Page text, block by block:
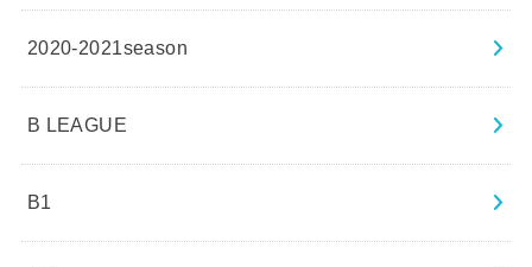
2020-2021season
B LEAGUE
B1